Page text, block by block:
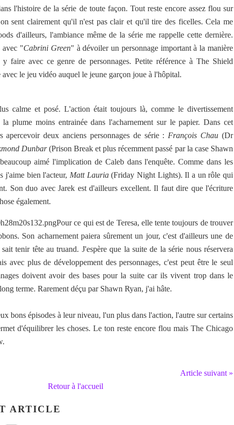
l'histoire de la série de toute façon. Tout reste encore assez flou sur
sent clairement qu'il n'est pas clair et qu'il tire des ficelles. Cela me
d'ailleurs, l'ambiance même de la série me rappelle cette dernière.
avec "Cabrini Green" à dévoiler un personnage important à la manière
faire avec ce genre de personnages. Petite référence à The Shield
avec le jeu vidéo auquel le jeune garçon joue à l'hôpital.
calme et posé. L'action était toujours là, comme le divertissement
plume moins entrainée dans l'acharnement sur le papier. Dans cet
apercevoir deux anciens personnages de série : François Chau (Dr
Dunbar(Prison Break et plus récemment passé par la case Shawn
aimé l'implication de Caleb dans l'enquête. Comme dans les
j'aime bien l'acteur, Matt Lauria(Friday Night Lights). Il a un rôle qui
Son duo avec Jarek est d'ailleurs excellent. Il faut dire que l'écriture
également.
Pour ce qui est de Teresa, elle tente toujours de trouver
Son acharnement paiera sûrement un jour, c'est d'ailleurs une de
tenir tête au truand. J'espère que la suite de la série nous réservera
avec plus de développement des personnages, c'est peut être le seul
doivent avoir des bases pour la suite car ils vivent trop dans le
terme. Rarement déçu par Shawn Ryan, j'ai hâte.
bons épisodes à leur niveau, l'un plus dans l'action, l'autre sur certains
d'équilibrer les choses. Le ton reste encore flou mais The Chicago
Article suivant »
Retour à l'accueil
ARTICLE